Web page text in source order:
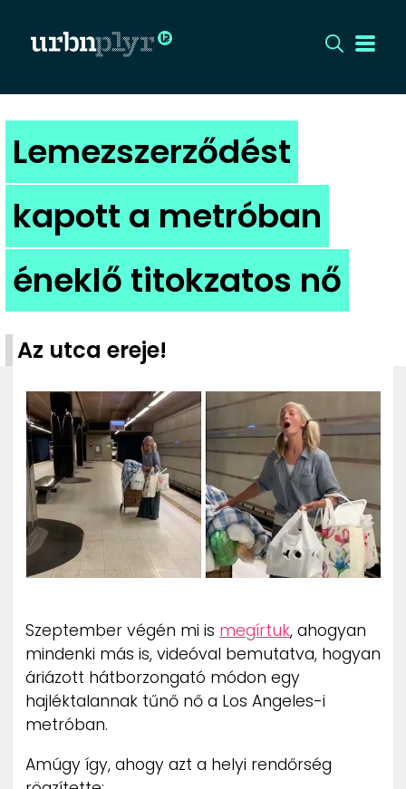
CÍMLAP
DIZÁJN
DIVAT
HIP
KULT
UTCA
ZENE
MÉDIAAJÁNLAT
IMPRESSZUM
PR-ARCHÍVUM
ADATKEZELÉSI TÁJÉKOZTATÓ
Lemezszerződést
kapott a metróban
éneklő titokzatos nő
Az utca ereje!
Szeptember végén mi is megírtuk, ahogyan
mindenki más is, videóval bemutatva, hogyan
áriázott hátborzongató módon egy
hajléktalannak tűnő nő a Los Angeles-i
metróban.
Amúgy így, ahogy azt a helyi rendőrség